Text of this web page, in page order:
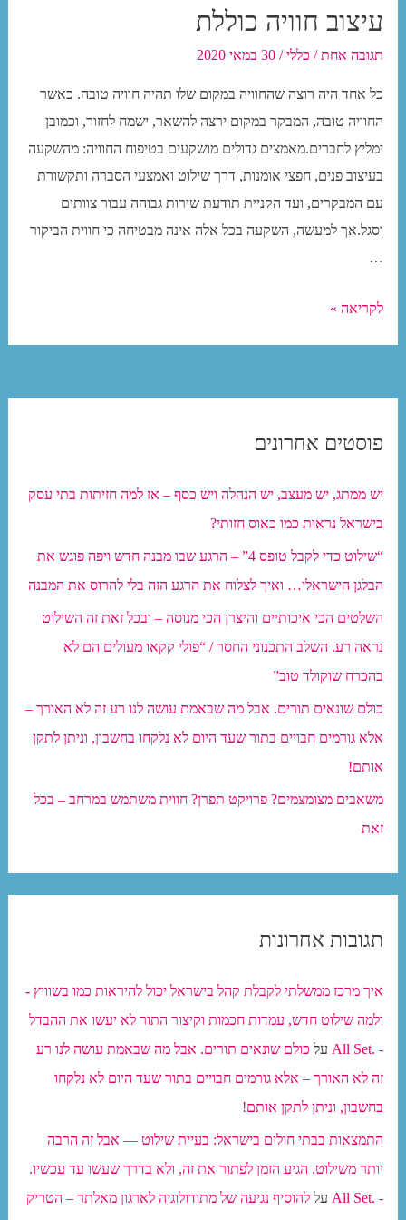
עיצוב חוויה כוללת
תגובה אחת / כללי/30 במאי 2020
כל אחד היה רוצה שהחוויה במקום שלו תהיה חוויה טובה. כאשר
החוויה טובה, המבקר במקום ירצה להשאר, ישמח לחזור, וכמובן
ימליץ לחברים.מאמצים גדולים מושקעים בטיפוח החוויה: מהשקעה
בעיצוב פנים, חפצי אומנות, דרך שילוט ואמצעי הסברה ותקשורת
עם המבקרים, ועד הקניית תודעת שירות גבוהה עבור צוותים
וסגל.אך למעשה, השקעה בכל אלה אינה מבטיחה כי חווית הביקור
…
עיצוב
לקריאה »
פוסטים אחרונים
יש ממתג, יש מעצב, יש הנהלה ויש כסף – אז למה חזיתות בתי עסק
בישראל נראות כמו כאוס חזותי?
“שילוט כדי לקבל טופס 4” – הרגע שבו מבנה חדש ויפה פוגש את
הבלגן הישראלי… ואיך לצלוח את הרגע הזה בלי להרוס את המבנה
השלטים הכי איכותיים והיצרן הכי מנוסה – ובכל זאת זה השילוט
נראה רע. השלב התכנוני החסר / “פולי קקאו מעולים הם לא
בהכרח שוקולד טוב”
כולם שונאים תורים. אבל מה שבאמת עושה לנו רע זה לא האורך –
אלא גורמים חבויים בתור שעד היום לא נלקחו בחשבון, וניתן לתקן
אותם!
משאבים מצומצמים? פרויקט תפרן? חווית משתמש במרחב – בכל
זאת
תגובות אחרונות
איך מרכז ממשלתי לקבלת קהל בישראל יכול להיראות כמו בשוויץ -
ולמה שילוט חדש, עמדות חכמות וקיצור התור לא יעשו את ההבדל
- .All Set
על כולם שונאים תורים. אבל מה שבאמת עושה לנו רע
זה לא האורך – אלא גורמים חבויים בתור שעד היום לא נלקחו
בחשבון, וניתן לתקן אותם!
התמצאות בבתי חולים בישראל: בעיית שילוט — אבל זה הרבה
יותר משילוט. הגיע הזמן לפתור את זה, ולא בדרך שעשו עד עכשיו.
- .All Set
עללהוסיף נגיעה של מתודולוגיה לארגון מאלתר – הטריק